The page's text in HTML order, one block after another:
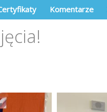
Komentarze